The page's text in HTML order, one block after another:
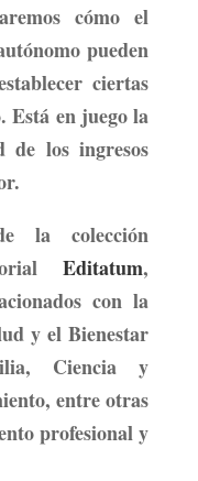
cómo el
pueden
ciertas
Está en juego la
de los ingresos
la colección
Editatum,
con la
y el Bienestar
Ciencia y
entre otras
profesional y